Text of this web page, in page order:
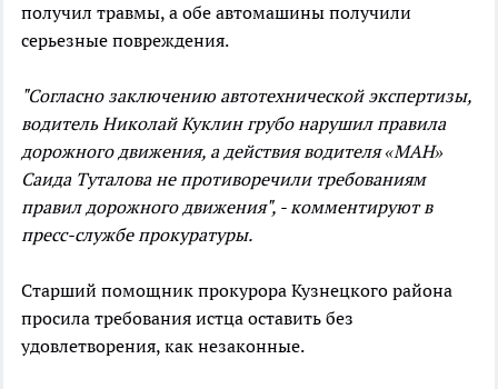
получил травмы, а обе автомашины получили
серьезные повреждения.
"Согласно заключению автотехнической экспертизы,
водитель Николай Куклин грубо нарушил правила
дорожного движения, а действия водителя «МАН»
Саида Туталова не противоречили требованиям
правил дорожного движения", - комментируют в
пресс-службе прокуратуры.
Старший помощник прокурора Кузнецкого района
просила требования истца оставить без
удовлетворения, как незаконные.